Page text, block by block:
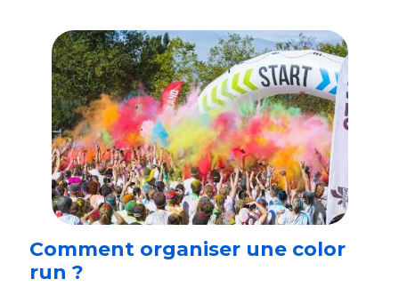
Comment organiser une color
run ?